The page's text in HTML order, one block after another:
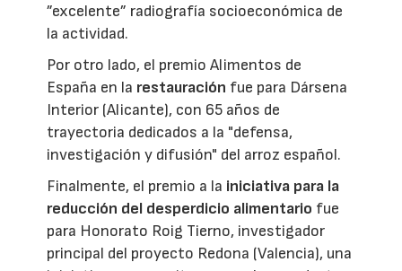
”excelente” radiografía socioeconómica de
la actividad.
Por otro lado, el premio Alimentos de
España en la restauración fue para Dársena
Interior (Alicante), con 65 años de
trayectoria dedicados a la "defensa,
investigación y difusión" del arroz español.
Finalmente, el premio a la iniciativa para la
reducción del desperdicio alimentario fue
para Honorato Roig Tierno, investigador
principal del proyecto Redona (Valencia), una